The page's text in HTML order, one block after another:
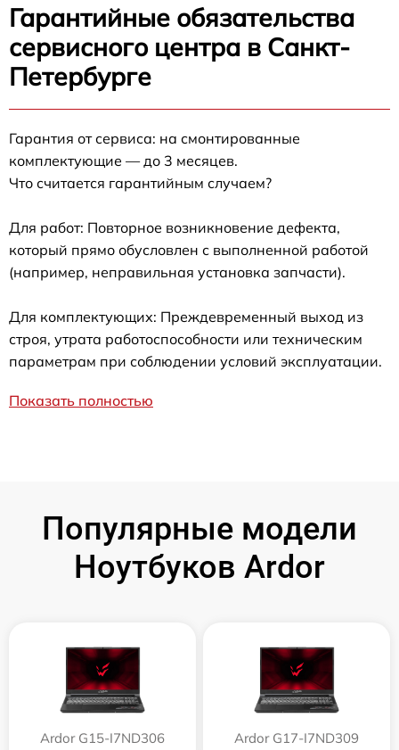
Гарантийные обязательства
сервисного центра в Санкт-
Петербурге
Гарантия от сервиса: на смонтированные
комплектующие — до 3 месяцев.
Что считается гарантийным случаем?
Для работ: Повторное возникновение дефекта,
который прямо обусловлен с выполненной работой
(например, неправильная установка запчасти).
Для комплектующих: Преждевременный выход из
строя, утрата работоспособности или техническим
параметрам при соблюдении условий эксплуатации.
Показать полностью
Популярные модели
Ноутбуков Ardor
Ardor G15-I7ND306 Ardor G17-I7ND309